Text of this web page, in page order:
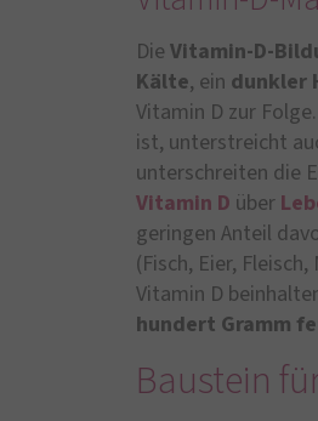
Die Vitamin-D-
Kälte, ein dunkler
Vitamin D zur
ist, unterstreicht
unterschreiten die
Vitamin D über
geringen Anteil
(Fisch, Eier,
Vitamin D
hundert Gramm
Baustein